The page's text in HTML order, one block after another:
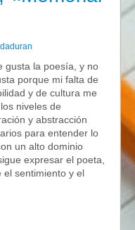
gusta la poesía, y no
porque mi falta de
y de cultura me
niveles de
y abstracción
para entender lo
un alto dominio
expresar el poeta,
el sentimiento y el